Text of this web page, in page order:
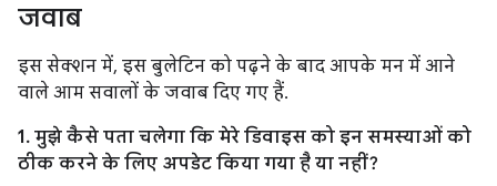
जवाब
इस सेक्शन में, इस बुलेटिन को पढ़ने के बाद आपके मन में आने
वाले आम सवालों के जवाब दिए गए हैं.
1. मुझे कैसे पता चलेगा कि मेरे डिवाइस को इन समस्याओं को
ठीक करने के लिए अपडेट किया गया है या नहीं?